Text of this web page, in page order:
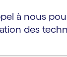
à nous
des